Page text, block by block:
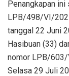
Penangkapan
LPB/498/VI/
tanggal 22 Juni
Hasibuan (33)
nomor LPB/
Selasa 29 Juli